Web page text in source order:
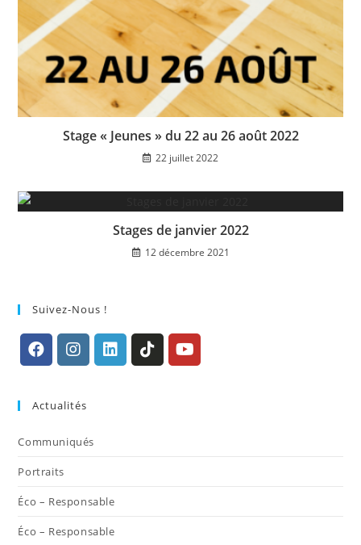
Stage « Jeunes » du 22 au 26 août 2022
22 juillet 2022
Stages de janvier 2022
12 décembre 2021
Suivez-Nous !
un
nouvel
nouvel
Actualités
Communiqués
Portraits
Éco – Responsable
Éco – Responsable